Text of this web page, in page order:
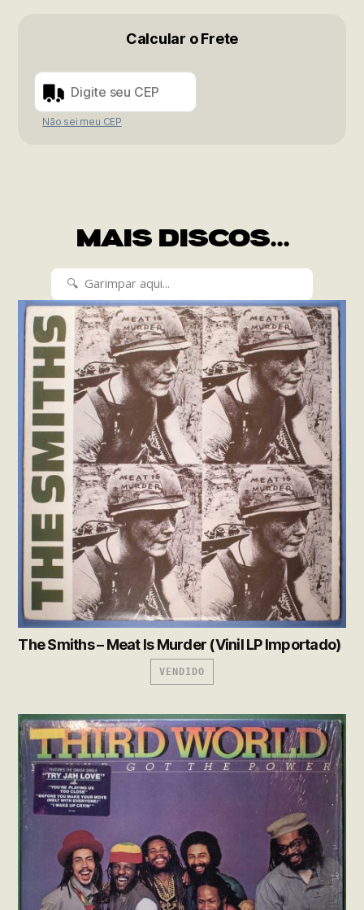
Calcular o Frete
Não sei meu CEP
MAIS DISCOS...
The Smiths – Meat Is Murder (Vinil LP Importado)
VENDIDO